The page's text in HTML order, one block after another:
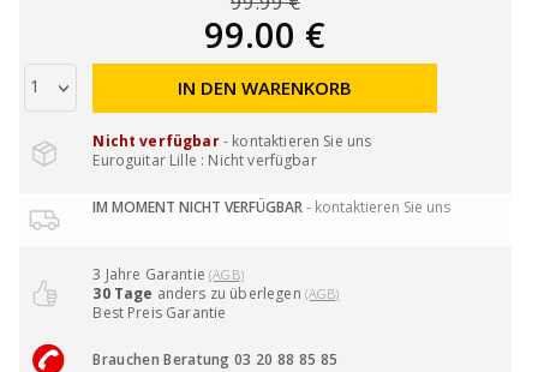
99.00 €
IN DEN WARENKORB
Nicht verfügbar- kontaktieren Sie uns
Euroguitar Lille : Nicht verfügbar
IM MOMENT NICHT VERFÜGBAR- kontaktieren Sie uns
3 Jahre Garantie(AGB)
30 Tage anders zu überlegen (AGB)
Best Preis Garantie
Brauchen Beratung 03 20 88 85 85